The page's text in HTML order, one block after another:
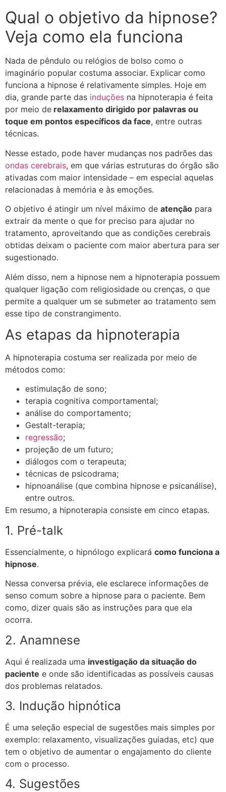
Qual o objetivo da hipnose?
Veja como ela funciona
Nada de pêndulo ou relógios de bolso como o
imaginário popular costuma associar. Explicar como
funciona a hipnose é relativamente simples. Hoje em
dia, grande parte das induções na hipnoterapia é feita
por meio de relaxamento dirigido por palavras ou
toque em pontos específicos da face, entre outras
técnicas.
Nesse estado, pode haver mudanças nos padrões das
ondas cerebrais, em que várias estruturas do órgão são
ativadas com maior intensidade – em especial aquelas
relacionadas à memória e às emoções.
O objetivo é atingir um nível máximo de atenção para
extrair da mente o que for preciso para ajudar no
tratamento, aproveitando que as condições cerebrais
obtidas deixam o paciente com maior abertura para ser
sugestionado.
Além disso, nem a hipnose nem a hipnoterapia possuem
qualquer ligação com religiosidade ou crenças, o que
permite a qualquer um se submeter ao tratamento sem
esse tipo de constrangimento.
As etapas da hipnoterapia
A hipnoterapia costuma ser realizada por meio de
métodos como:
estimulação de sono;
terapia cognitiva comportamental;
análise do comportamento;
Gestalt-terapia;
regressão;
projeção de um futuro;
diálogos com o terapeuta;
técnicas de psicodrama;
hipnoanálise (que combina hipnose e psicanálise),
entre outros.
Em resumo, a hipnoterapia consiste em cinco etapas.
1. Pré-talk
Essencialmente, o hipnólogo explicará como funciona a
hipnose.
Nessa conversa prévia, ele esclarece informações de
senso comum sobre a hipnose para o paciente. Bem
como, dizer quais são as instruções para que ela
ocorra.
2. Anamnese
Aqui é realizada uma investigação da situação do
paciente e onde são identificadas as possíveis causas
dos problemas relatados.
3. Indução hipnótica
É uma seleção especial de sugestões mais simples por
exemplo: relaxamento, visualizações guiadas, etc) que
tem o objetivo de aumentar o engajamento do cliente
com o processo.
4. Sugestões